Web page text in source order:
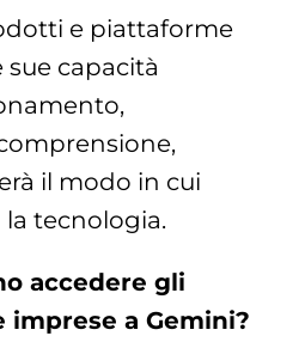
e piattaforme
sue capacità
il modo in cui
tecnologia.
accedere gli
a Gemini?